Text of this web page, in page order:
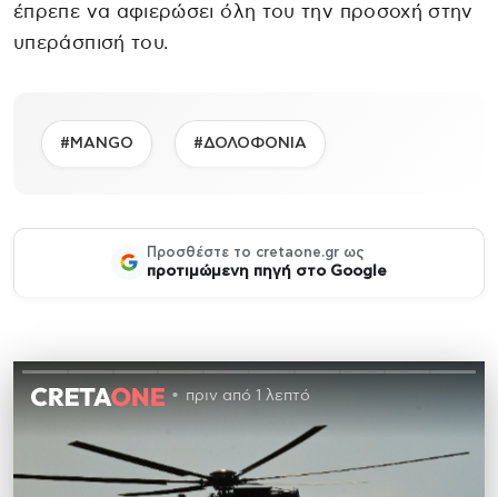
έπρεπε να αφιερώσει όλη του την προσοχή στην
υπεράσπισή του.
#MANGO #ΔΟΛΟΦΟΝΙΑ
Προσθέστε το cretaone.gr ως
προτιμώμενη πηγή στο Google
πριν από 1 λεπτό